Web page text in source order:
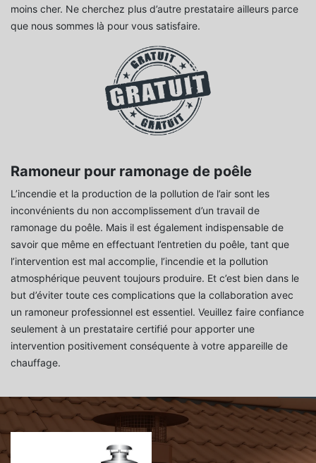
moins cher. Ne cherchez plus d’autre prestataire ailleurs parce
que nous sommes là pour vous satisfaire.
Ramoneur pour ramonage de poêle
L’incendie et la production de la pollution de l’air sont les
inconvénients du non accomplissement d’un travail de
ramonage du poêle. Mais il est également indispensable de
savoir que même en effectuant l’entretien du poêle, tant que
l’intervention est mal accomplie, l’incendie et la pollution
atmosphérique peuvent toujours produire. Et c’est bien dans le
but d’éviter toute ces complications que la collaboration avec
un ramoneur professionnel est essentiel. Veuillez faire confiance
seulement à un prestataire certifié pour apporter une
intervention positivement conséquente à votre appareille de
chauffage.